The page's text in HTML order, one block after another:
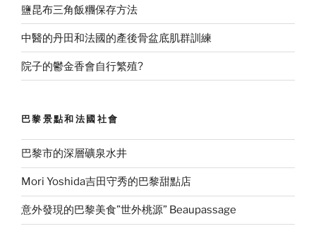
鹽昆布三角飯糰保存方法
中醫的丹田和法國的產後骨盆底肌群訓練
院子的鬱金香會自行繁殖?
巴黎景點和法國社會
巴黎市的深層礦泉水井
Mori Yoshida吉田守秀的巴黎甜點店
意外發現的巴黎美食”世外桃源” Beaupassage